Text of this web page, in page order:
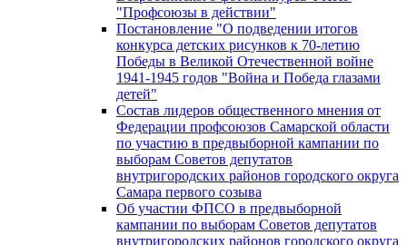
"Профсоюзы в действии"
Постановление "О подведении итогов
конкурса детских рисунков к 70-летию
Победы в Великой Отечественной войне
1941-1945 годов "Война и Победа глазами
детей"
Состав лидеров общественного мнения от
Федерации профсоюзов Самарской области
по участию в предвыборной кампании по
выборам Советов депутатов
внутригородских районов городского округа
Самара первого созыва
Об участии ФПСО в предвыборной
кампании по выборам Советов депутатов
внутригородских районов городского округа